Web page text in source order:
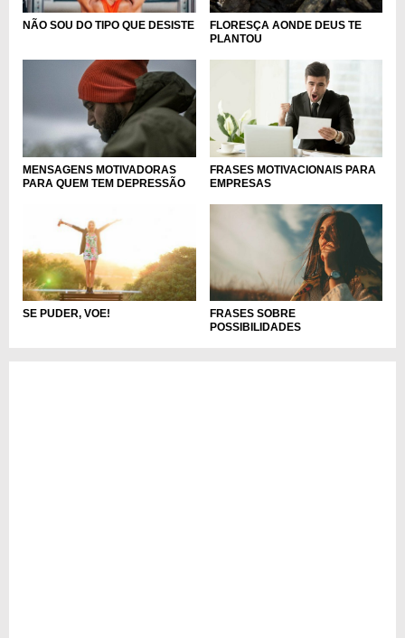
NÃO SOU DO TIPO QUE DESISTE
FLORESÇA AONDE DEUS TE
PLANTOU
MENSAGENS MOTIVADORAS
PARA QUEM TEM DEPRESSÃO
FRASES MOTIVACIONAIS PARA
EMPRESAS
SE PUDER, VOE!
FRASES SOBRE
POSSIBILIDADES